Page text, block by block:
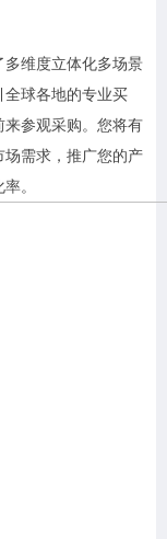
维度立体化多场景
全球各地的专业买
参观采购。您将有
需求，推广您的产
。